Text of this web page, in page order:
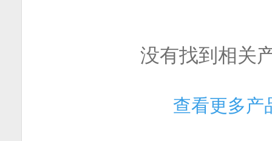
没有找到相关
查看更多产